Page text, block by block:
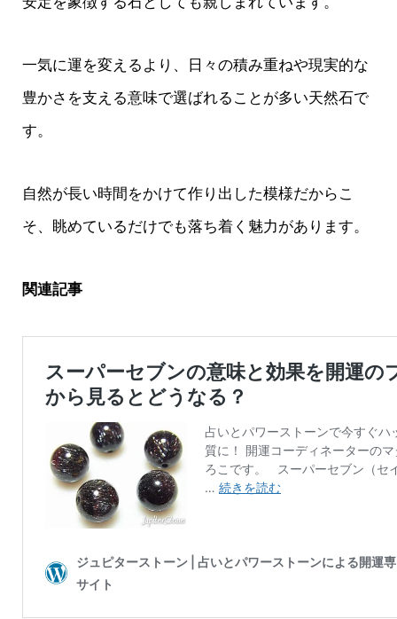
一気に運を変えるより、日々の積み重ねや現実的な
豊かさを支える意味で選ばれることが多い天然石で
す。
自然が長い時間をかけて作り出した模様だからこ
そ、眺めているだけでも落ち着く魅力があります。
関連記事